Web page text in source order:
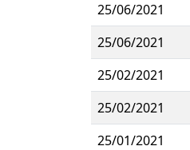
25/06/2021
25/06/2021
25/02/2021
25/02/2021
25/01/2021